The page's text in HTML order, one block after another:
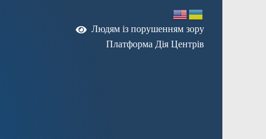
Людям із порушенням зору
Платформа Дія Центрів